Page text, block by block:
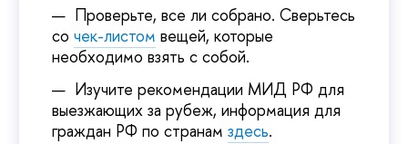
Проверьте, все ли собрано. Сверьтесь
со чек-листом вещей, которые
необходимо взять с собой.
Изучите рекомендации МИД РФ для
выезжающих за рубеж, информация для
граждан РФ по странам здесь.